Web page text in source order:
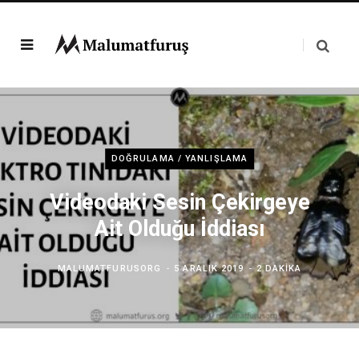
DOĞRULAMA / YANLIŞLAMA
Videodaki Sesin Çekirgeye
Ait Olduğu İddiası
MALUMATFURUSORG 5 ARALIK 2019 2 DAKIKA